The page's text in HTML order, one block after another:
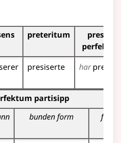
verbetpreteritum
presens
presiserte har
verbet (partisippformer)
partisipp
bunden form